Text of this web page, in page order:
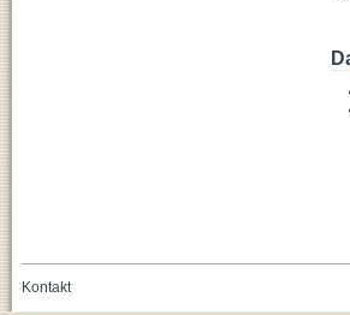
Kontakt